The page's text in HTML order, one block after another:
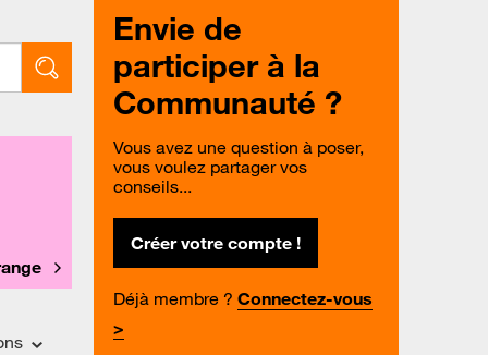
Envie de
participer à la
Communauté ?
Vous avez une question à poser,
vous voulez partager vos
conseils...
Créer votre compte !
Déjà membre ? Connectez-vous
>